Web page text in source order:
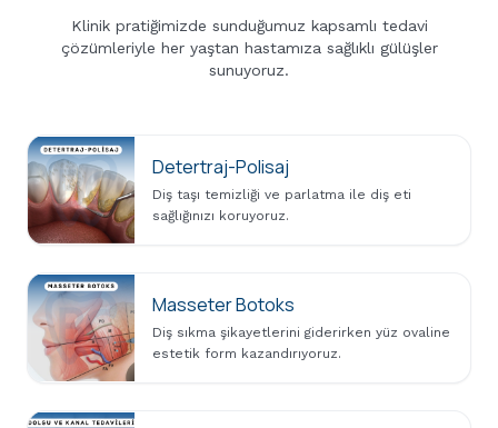
Klinik pratiğimizde sunduğumuz kapsamlı tedavi
çözümleriyle her yaştan hastamıza sağlıklı gülüşler
sunuyoruz.
Detertraj-Polisaj
Diş taşı temizliği ve parlatma ile diş eti
sağlığınızı koruyoruz.
Masseter Botoks
Diş sıkma şikayetlerini giderirken yüz ovaline
estetik form kazandırıyoruz.